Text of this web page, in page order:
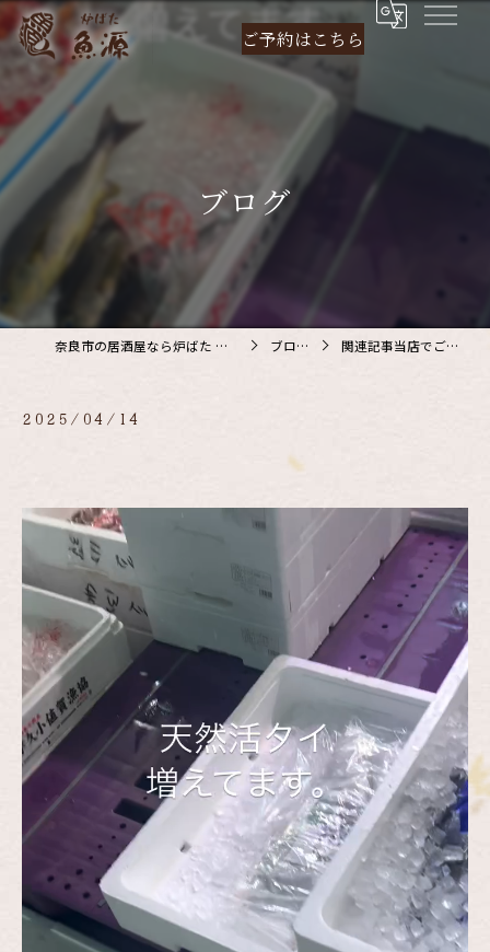
ご予約はこちら
ブログ
奈良市の居酒屋なら炉ばた 魚源 ブログ 関連記事当店でご利…
2025/04/14